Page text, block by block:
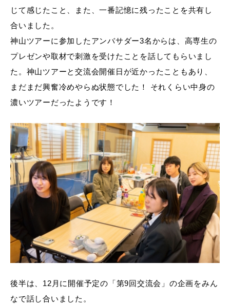
じて感じたこと、また、一番記憶に残ったことを共有し
合いました。
神山ツアーに参加したアンバサダー3名からは、高専生の
プレゼンや取材で刺激を受けたことを話してもらいまし
た。神山ツアーと交流会開催日が近かったこともあり、
まだまだ興奮冷めやらぬ状態でした！ それくらい中身の
濃いツアーだったようです！
後半は、12月に開催予定の「第9回交流会」の企画をみん
なで話し合いました。